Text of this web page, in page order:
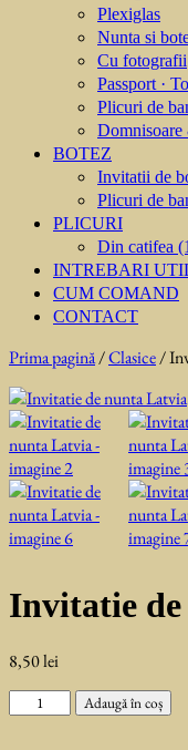
Plexiglas
Nunta si
Cu fotografii
Passport ·
Plicuri de
Domnisoare
BOTEZ
Invitatii de
Plicuri de
PLICURI
Din catifea
INTREBARI
CUM COMAND
CONTACT
Prima pagină/Clasice/
Invitatie
8,50lei
Cantitate
Adaugă în coș